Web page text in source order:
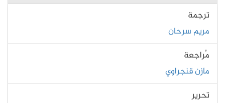
ترجمة
مريم سرحان
مُراجعة
مازن قنجراوي
تحرير